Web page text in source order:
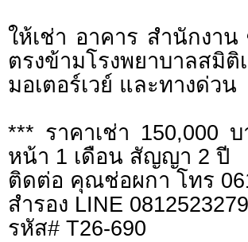
ให้เช่า อาคาร สำนักงา
ตรงข้ามโรงพยาบา
มอเตอร์เวย์ และทางด่วน
*** ราคาเช่า 150,000
หน้า 1 เดือน สัญญา 2 ปี
ติดต่อ คุณช่อผกา โทร
สำรอง LINE
รหัส# T26-690